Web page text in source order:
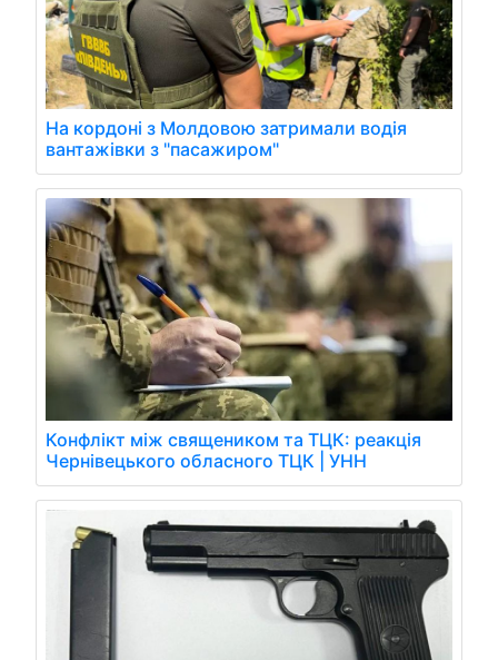
На кордоні з Молдовою затримали водія
вантажівки з "пасажиром"
Конфлікт між священиком та ТЦК: реакція
Чернівецького обласного ТЦК | УНН